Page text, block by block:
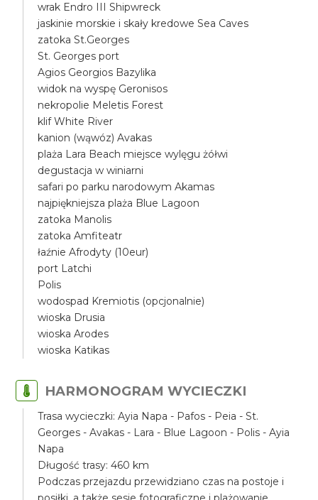
wrak Endro III Shipwreck
jaskinie morskie i skały kredowe Sea Caves
zatoka St.Georges
St. Georges port
Agios Georgios Bazylika
widok na wyspę Geronisos
nekropolie Meletis Forest
klif White River
kanion (wąwóz) Avakas
plaża Lara Beach miejsce wylęgu żółwi
degustacja w winiarni
safari po parku narodowym Akamas
najpiękniejsza plaża Blue Lagoon
zatoka Manolis
zatoka Amfiteatr
łaźnie Afrodyty (10eur)
port Latchi
Polis
wodospad Kremiotis (opcjonalnie)
wioska Drusia
wioska Arodes
wioska Katikas
HARMONOGRAM WYCIECZKI
Trasa wycieczki: Ayia Napa - Pafos - Peia - St.
Georges - Avakas - Lara - Blue Lagoon - Polis - Ayia
Napa
Długość trasy: 460 km
Podczas przejazdu przewidziano czas na postoje i